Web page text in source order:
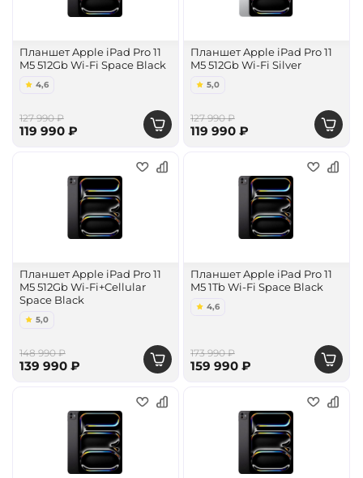
Планшет Apple iPad Pro 11
M5 512Gb Wi-Fi Space Black
4,6
127 990 ₽
119 990 ₽
Планшет Apple iPad Pro 11
M5 512Gb Wi-Fi Silver
5,0
127 990 ₽
119 990 ₽
Планшет Apple iPad Pro 11
M5 512Gb Wi-Fi+Cellular
Space Black
5,0
148 990 ₽
139 990 ₽
Планшет Apple iPad Pro 11
M5 1Tb Wi-Fi Space Black
4,6
173 990 ₽
159 990 ₽